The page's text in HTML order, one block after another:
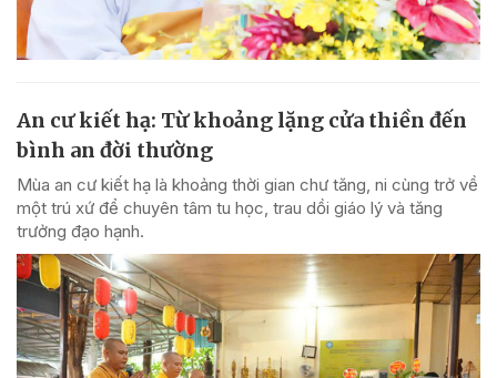
An cư kiết hạ: Từ khoảng lặng cửa thiền đến
bình an đời thường
Mùa an cư kiết hạ là khoảng thời gian chư tăng, ni cùng trở về
một trú xứ để chuyên tâm tu học, trau dồi giáo lý và tăng
trưởng đạo hạnh.